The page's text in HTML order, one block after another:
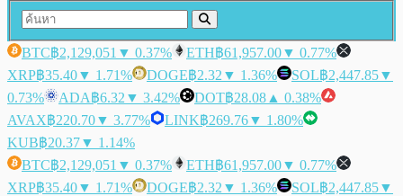
BTC฿2,129,051 ▼ 0.37% ETH฿61,957.00▼ 0.77%
XRP฿35.40▼ 1.71% DOGE฿2.32 ▼ 1.36% SOL฿2,447.85▼
0.73%
ADA฿6.32 ▼ 3.42% DOT฿28.08 ▲ 0.38%
AVAX฿220.70▼ 3.77% LINK฿269.76▼ 1.80%
KUB฿20.37▼ 1.14%
BTC฿2,129,051 ▼ 0.37% ETH฿61,957.00▼ 0.77%
XRP฿35.40▼ 1.71% DOGE฿2.32 ▼ 1.36% SOL฿2,447.85▼